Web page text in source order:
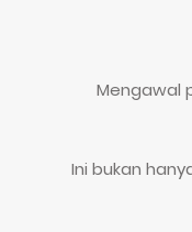
*
“Ini bukan